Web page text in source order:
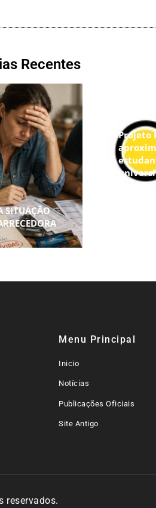
Recentes
SITUAÇÃO
Projeto
Menu Principal
Inicio
Notícias
Publicações Oficiais
Site Antigo
reservados.